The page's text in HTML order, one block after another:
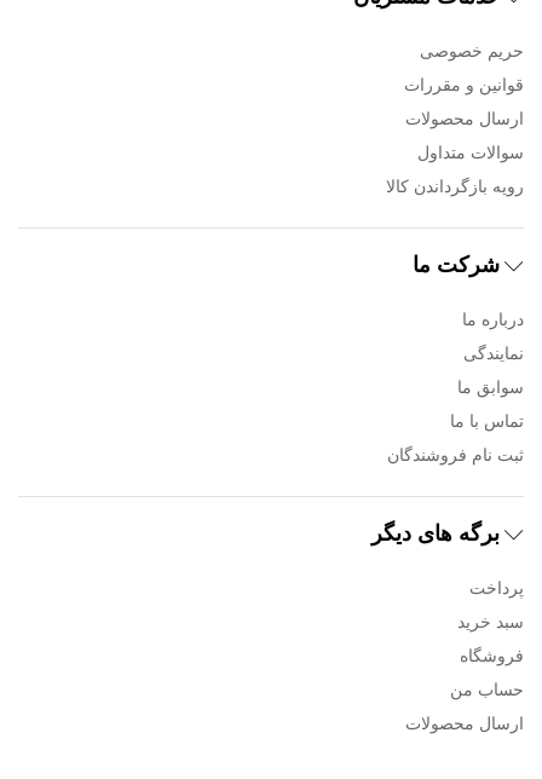
حریم خصوصی
قوانین و مقررات
ارسال محصولات
سوالات متداول
رویه بازگرداندن کالا
شرکت ما
درباره ما
نمایندگی
سوابق ما
تماس با ما
ثبت نام فروشندگان
برگه های دیگر
پرداخت
سبد خرید
فروشگاه
حساب من
ارسال محصولات